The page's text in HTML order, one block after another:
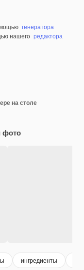
генератора
нашего редактора
на столе
фото
ингредиенты